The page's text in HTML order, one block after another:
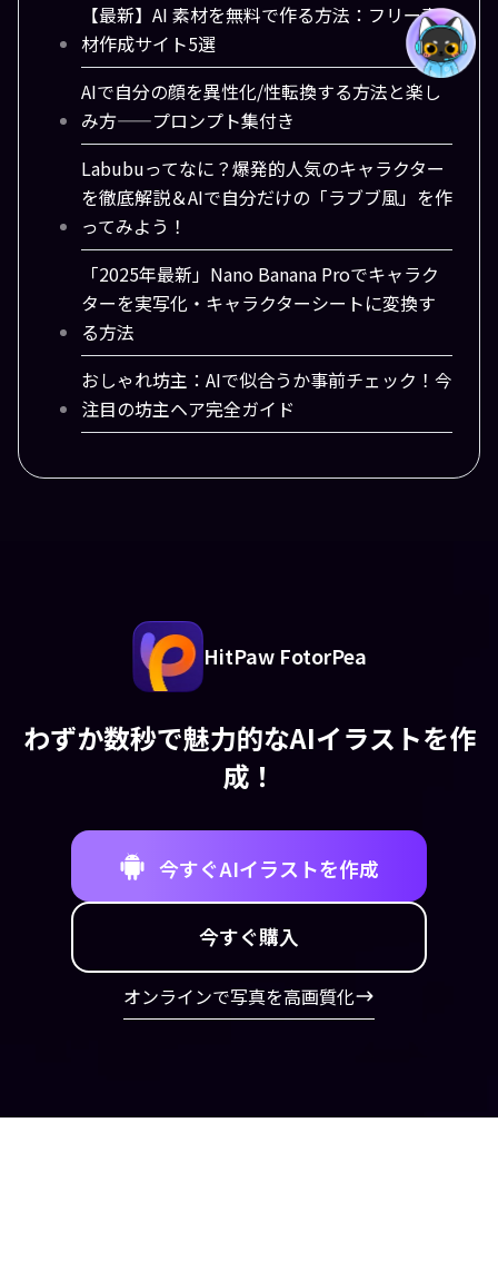
【最新】AI 素材を無料で作る方法：フリー素
材作成サイト5選
AIで自分の顔を異性化/性転換する方法と楽し
み方——プロンプト集付き
Labubuってなに？爆発的人気のキャラクター
を徹底解説＆AIで自分だけの「ラブブ風」を作
ってみよう！
「2025年最新」Nano Banana Proでキャラク
ターを実写化・キャラクターシートに変換す
る方法
おしゃれ坊主：AIで似合うか事前チェック！今
注目の坊主ヘア完全ガイド
HitPaw FotorPea
わずか数秒で魅力的なAIイラストを作
成！
今すぐAIイラストを作成
今すぐ購入
オンラインで写真を高画質化